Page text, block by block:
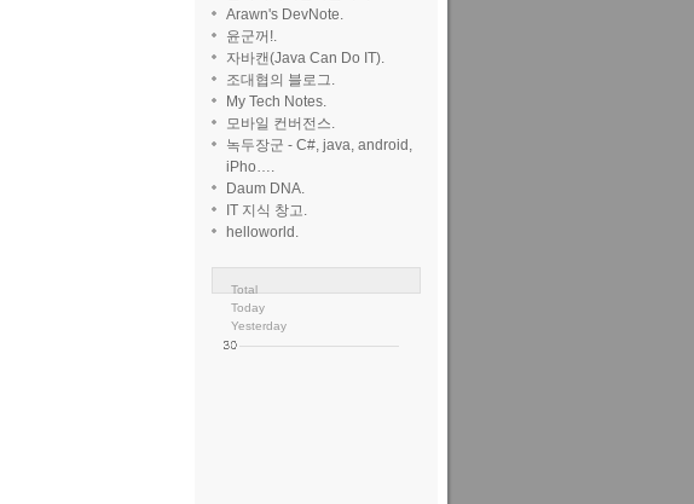
Arawn's DevNote.
윤군꺼!.
자바캔(Java Can Do IT).
조대협의 블로그.
My Tech Notes.
모바일 컨버전스.
녹두장군 - C#, java, android,
iPho….
Daum DNA.
IT 지식 창고.
helloworld.
Total
Today
Yesterday